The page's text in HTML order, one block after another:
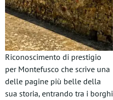
Riconoscimento di prestigio
per Montefusco che scrive una
delle pagine più belle della
sua storia, entrando tra i borghi